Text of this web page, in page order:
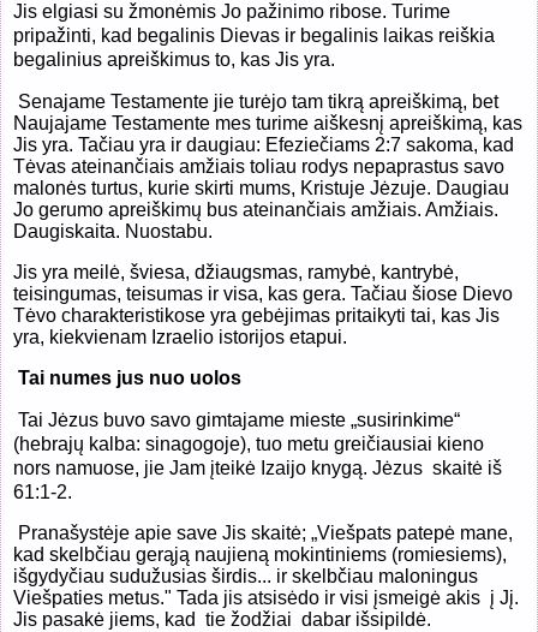
Jis elgiasi su žmonėmis Jo pažinimo ribose. Turime
pripažinti, kad begalinis Dievas ir begalinis laikas reiškia
begalinius apreiškimus to, kas Jis yra.
Senajame Testamente jie turėjo tam tikrą apreiškimą, bet
Naujajame Testamente mes turime aiškesnį apreiškimą, kas
Jis yra. Tačiau yra ir daugiau: Efeziečiams 2:7 sakoma, kad
Tėvas ateinančiais amžiais toliau rodys nepaprastus savo
malonės turtus, kurie skirti mums, Kristuje Jėzuje. Daugiau
Jo gerumo apreiškimų bus ateinančiais amžiais. Amžiais.
Daugiskaita. Nuostabu.
Jis yra meilė, šviesa, džiaugsmas, ramybė, kantrybė,
teisingumas, teisumas ir visa, kas gera. Tačiau šiose Dievo
Tėvo charakteristikose yra gebėjimas pritaikyti tai, kas Jis
yra, kiekvienam Izraelio istorijos etapui.
Tai numes jus nuo uolos
Tai Jėzus buvo savo gimtajame mieste „susirinkime“
(hebrajų kalba: sinagogoje), tuo metu greičiausiai kieno
nors namuose, jie Jam įteikė Izaijo knygą. Jėzus skaitė iš
61:1-2.
Pranašystėje apie save Jis skaitė; „Viešpats patepė mane,
kad skelbčiau gerąją naujieną mokintiniems (romiesiems),
išgydyčiau sudužusias širdis... ir skelbčiau maloningus
Viešpaties metus." Tada jis atsisėdo ir visi įsmeigė akis į Jį.
Jis pasakė jiems, kad tie žodžiai dabar išsipildė.